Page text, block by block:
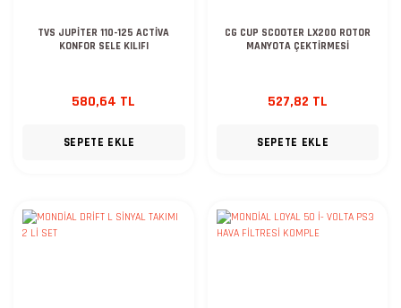
TVS JUPİTER 110-125 ACTİVA
KONFOR SELE KILIFI
580,64 TL
SEPETE EKLE
CG CUP SCOOTER LX200 ROTOR
MANYOTA ÇEKTİRMESİ
527,82 TL
SEPETE EKLE